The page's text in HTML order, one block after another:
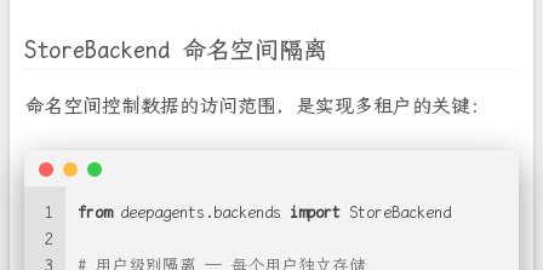
StoreBackend 命名空间隔离
命名空间控制数据的访问范围，是实现多租户的关键：
1
2
3
from deepagents.backends import StoreBackend
# 用户级别隔离 — 每个用户独立存储